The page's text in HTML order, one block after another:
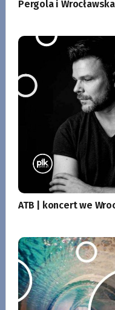
Pergola i
ATB | koncert we